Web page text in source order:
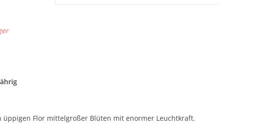
üppigen Flor mittelgroßer Blüten mit enormer Leuchtkraft.